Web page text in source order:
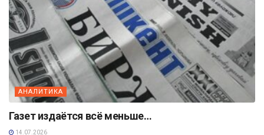
АНАЛИТИКА
Газет издаётся всё меньше…
14.07.2026